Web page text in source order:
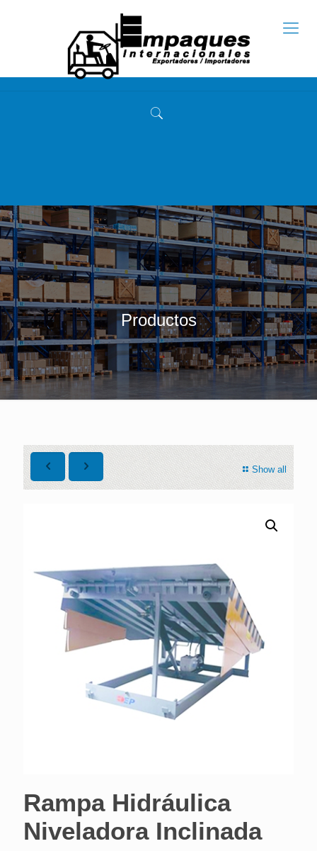
Productos
Show all
Rampa Hidráulica
Niveladora Inclinada